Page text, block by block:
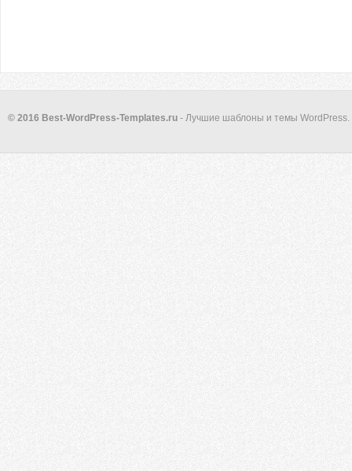
© 2016 Best-WordPress-Templates.ru - Лучшие шаблоны и темы